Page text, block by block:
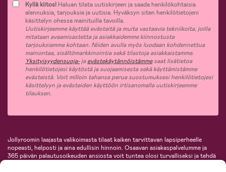
Kyllä kiitos! Haluan tilata uutiskirjeen ja saada henkilökohtaisia
alennuksia, tarjouksia ja uutisia. Hyväksyn siten henkilötietojeni
käsittelyn ohessa mainituilla tavoilla.
Uutiskirjeemme käyttää evästeitä ja muita vastaavia tekniikoita, joilla
mitataan avaamisastetta ja asiakkaidemme kiinnostusta
tarjouksiamme kohtaan. Niiden avulla myös luodaan kohdennettua
mainontaa, sisältömarkkinointia sekä tilastoja asiakkaistamme.
Yksityisyydensuoja-jaevästekäytännöistämmesaat lisätietoa
henkilötietojesi käytöstä ja suojaamisesta sekä käyttämistämme
evästeistä. Voit milloin tahansa perua suostumuksesi henkilötietojesi
käsittelyyn ja evästeiden käyttöön irtisanomalla uutiskirjeemme
tilauksen.
Jollyroomin laajasta valikoimasta tilaat kaiken tarvittavan lapsiperheelle
nopeasti, helposti ja aina edullisin hinnoin. Osaavan asiakaspalvelumme ja
365 päivän palautusoikeuden ansiosta voit tuntea olosi turvalliseksi ja tehdä